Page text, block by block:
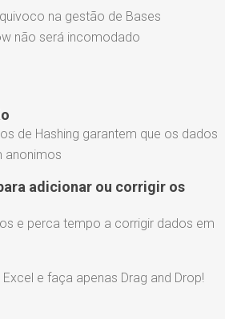
na gestão de Bases
não será incomodado
de Hashing garantem que os dados
anonimos
adicionar ou corrigir os
e perca tempo a corrigir dados em
e faça apenas Drag and Drop!